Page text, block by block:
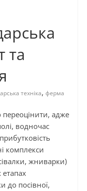
та
техніка, ферма
адже
водночас
комплекси
жниварки)
етапах
до посівної,